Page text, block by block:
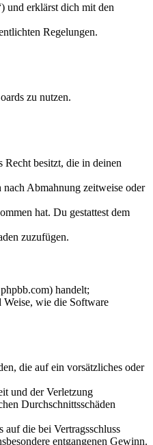
und erklärst dich mit den
Regelungen.
zu nutzen.
Recht besitzt, die in deinen
Abmahnung zeitweise oder
hat. Du gestattest dem
zuzufügen.
handelt;
Weise, wie die Software
die auf ein vorsätzliches oder
und der Verletzung
Durchschnittsschäden
die bei Vertragsschluss
entgangenen Gewinn.